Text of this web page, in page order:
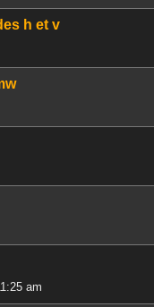
h et v
am